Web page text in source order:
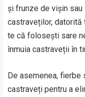
și frunze de vișin sau
castraveților, datorită
te că folosești sare
înmuia castraveții în
De asemenea, fierbe
castraveți pentru a